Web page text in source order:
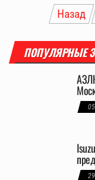
Пагинация
записей
Назад
ПОПУЛЯРНЫЕ